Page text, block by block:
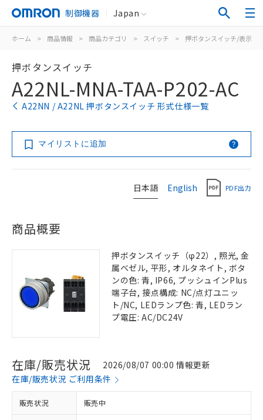
制御機器 Japan
ホーム > 商品情報 > 商品カテゴリ > スイッチ > 押ボタンスイッチ/表示灯
押ボタンスイッチ
A22NL-MNA-TAA-P202-AC
A22NN / A22NL 押ボタンスイッチ 形式仕様一覧
マイリストに追加
日本語 English PDF出力
商品概要
押ボタンスイッチ（φ22）, 照光, 金
属ベゼル, 平形, オルタネイト, ボタ
ンの色: 青, IP66, プッシュインPlus
端子台, 接点構成: NC/点灯ユニッ
ト/NC, LEDランプ色: 青, LEDラン
プ電圧: AC/DC24V
在庫/販売状況
2026/08/07 00:00 情報更新
在庫/販売状況 ご利用条件
販売状況 販売中